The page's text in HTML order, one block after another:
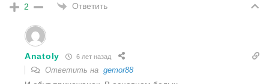
2 Ответить
Anatoly 6 лет назад
Ответить на gemor88